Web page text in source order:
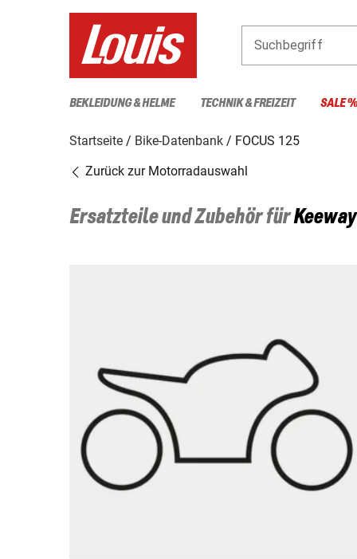
Suchbegriff
BEKLEIDUNG & HELME TECHNIK & FREIZEIT SALE %
Startseite Bike-Datenbank
FOCUS 125
Zurück zur Motorradauswahl
Ersatzteile und Zubehör fürKeeway